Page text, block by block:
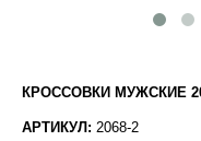
КРОССОВКИ МУЖСКИЕ
АРТИКУЛ: 2068-2